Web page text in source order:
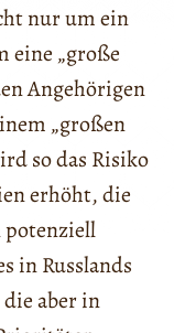
nur um ein
eine „große
Angehörigen
„großen
so das Risiko
erhöht, die
potenziell
in Russlands
aber in